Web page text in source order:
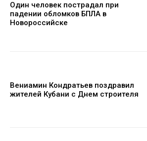
Один человек пострадал при
падении обломков БПЛА в
Новороссийске
Вениамин Кондратьев поздравил
жителей Кубани с Днем строителя